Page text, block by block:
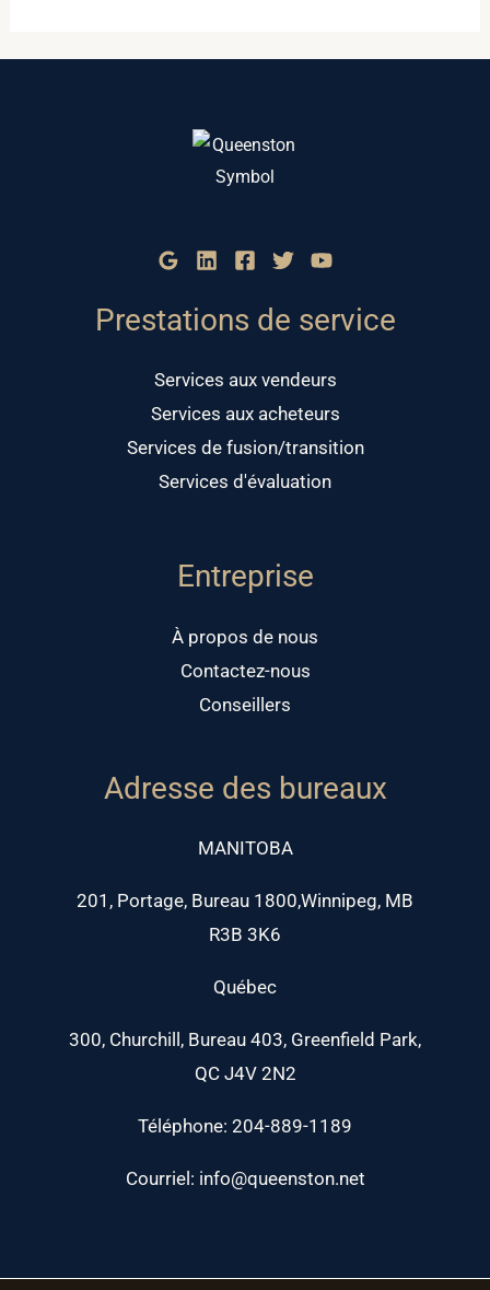
Prestations de service
Services aux vendeurs
Services aux acheteurs
Services de fusion/transition
Services d'évaluation
Entreprise
À propos de nous
Contactez-nous
Conseillers
Adresse des bureaux
MANITOBA
201, Portage, Bureau 1800,Winnipeg, MB
R3B 3K6
Québec
300, Churchill, Bureau 403, Greenfield Park,
QC J4V 2N2
Téléphone: 204-889-1189
Courriel: info@queenston.net